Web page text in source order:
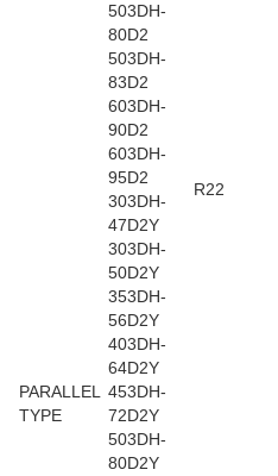
R22
503DH-
80D2
503DH-
83D2
603DH-
90D2
603DH-
95D2
PARALLEL
TYPE
303DH-
47D2Y
303DH-
50D2Y
353DH-
56D2Y
403DH-
64D2Y
453DH-
72D2Y
503DH-
80D2Y